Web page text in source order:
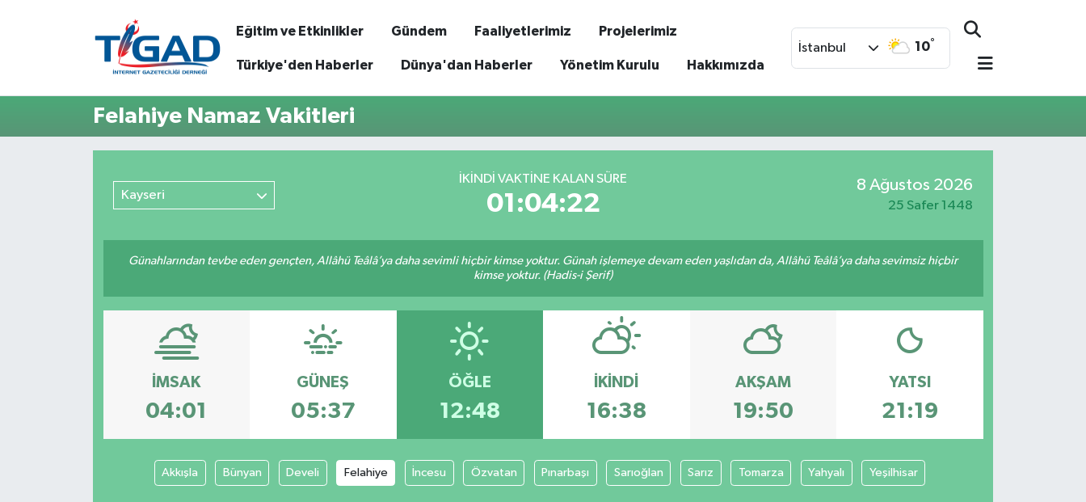
Eğitim ve Etkinlikler Gündem Faaliyetlerimiz Projelerimiz
Türkiye'den Haberler Dünya'dan Haberler Yönetim Kurulu Hakkımızda
İstanbul 10°
Felahiye Namaz Vakitleri
Kayseri
İKINDI VAKTİNE KALAN SÜRE
01:04:22
8 Ağustos 2026
25 Safer 1448
Günahlarından tevbe eden gençten, Allâhü Teâlâ’ya daha sevimli hiçbir kimse yoktur. Günah işlemeye devam eden yaşlıdan da, Allâhü Teâlâ’ya daha sevimsiz hiçbir
kimse yoktur. (Hadis-i Şerif)
İMSAK
04:01
GÜNEŞ
05:37
ÖĞLE
12:48
İKINDI
16:38
AKŞAM
19:50
YATSI
21:19
Akkışla Bünyan Develi Felahiye İncesu Özvatan Pınarbaşı Sarıoğlan Sarız Tomarza Yahyalı Yeşilhisar
Nöbetçi Eczaneler
Trafik Durumu
Tüm Manşetler
Son Dakika Haberleri